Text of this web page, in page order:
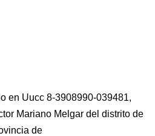
en Uucc 8-3908990-039481,
Mariano Melgar del distrito de
de